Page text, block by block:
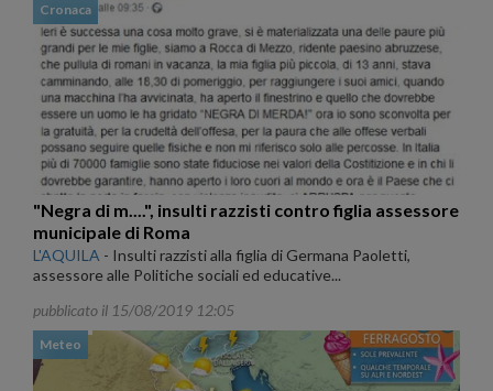
Cronaca
"Negra di m....", insulti razzisti contro figlia assessore
municipale di Roma
L'AQUILA - Insulti razzisti alla figlia di Germana Paoletti,
assessore alle Politiche sociali ed educative...
pubblicato il 15/08/2019 12:05
Meteo